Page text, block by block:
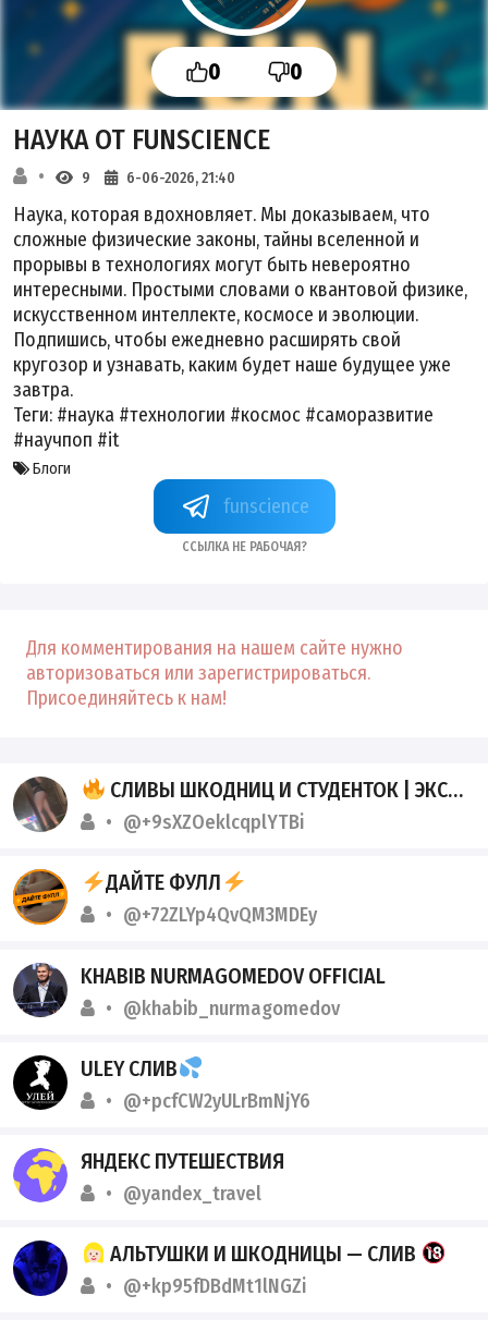
0 0
НАУКА ОТ FUNSCIENCE
9 6-06-2026, 21:40
Наука, которая вдохновляет. Мы доказываем, что
сложные физические законы, тайны вселенной и
прорывы в технологиях могут быть невероятно
интересными. Простыми словами о квантовой физике,
искусственном интеллекте, космосе и эволюции.
Подпишись, чтобы ежедневно расширять свой
кругозор и узнавать, каким будет наше будущее уже
завтра.
Теги: #наука #технологии #космос #саморазвитие
#научпоп #it
Блоги
funscience
Ссылка не рабочая?
Для комментирования на нашем сайте нужно
авторизоваться или зарегистрироваться.
Присоединяйтесь к нам!
СЛИВЫ ШКОДНИЦ И СТУДЕНТОК | ЭКСКЛЮЗИВНЫЙ ПРИВАТ
@+9sXZOeklcqplYTBi
ДАЙТЕ ФУЛЛ
@+72ZLYp4QvQM3MDEy
KHABIB NURMAGOMEDOV OFFICIAL
@khabib_nurmagomedov
ULEY СЛИВ
@+pcfCW2yULrBmNjY6
ЯНДЕКС ПУТЕШЕСТВИЯ
@yandex_travel
АЛЬТУШКИ И ШКОДНИЦЫ — СЛИВ
@+kp95fDBdMt1lNGZi